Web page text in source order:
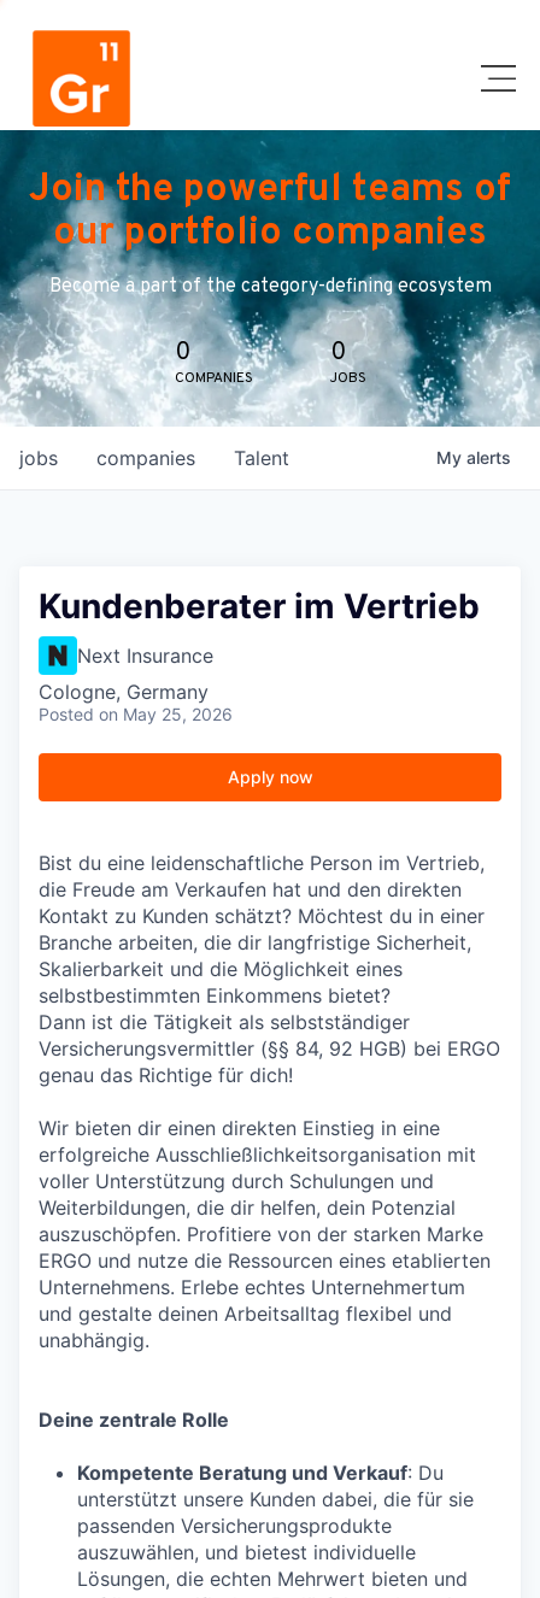
Join the powerful teams of
our portfolio companies
Become a part of the category-defining ecosystem
0
COMPANIES
0
JOBS
jobs companies Talent My alerts
Kundenberater im Vertrieb
Next Insurance
Cologne, Germany
Posted on May 25, 2026
Apply now
Bist du eine leidenschaftliche Person im Vertrieb,
die Freude am Verkaufen hat und den direkten
Kontakt zu Kunden schätzt? Möchtest du in einer
Branche arbeiten, die dir langfristige Sicherheit,
Skalierbarkeit und die Möglichkeit eines
selbstbestimmten Einkommens bietet?
Dann ist die Tätigkeit als selbstständiger
Versicherungsvermittler (§§ 84, 92 HGB) bei ERGO
genau das Richtige für dich!
Wir bieten dir einen direkten Einstieg in eine
erfolgreiche Ausschließlichkeitsorganisation mit
voller Unterstützung durch Schulungen und
Weiterbildungen, die dir helfen, dein Potenzial
auszuschöpfen. Profitiere von der starken Marke
ERGO und nutze die Ressourcen eines etablierten
Unternehmens. Erlebe echtes Unternehmertum
und gestalte deinen Arbeitsalltag flexibel und
unabhängig.
Deine zentrale Rolle
Kompetente Beratung und Verkauf: Du
unterstützt unsere Kunden dabei, die für sie
passenden Versicherungsprodukte
auszuwählen, und bietest individuelle
Lösungen, die echten Mehrwert bieten und